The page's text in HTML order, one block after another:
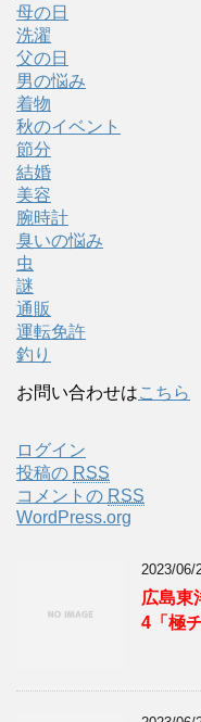
母の日
洗濯
父の日
男の悩み
着物
秋のイベント
節分
結婚
美容
腕時計
臭いの悩み
虫
謎
通販
運転免許
釣り
お問い合わせはこちら
ログイン
投稿の RSS
コメントの RSS
WordPress.org
2023/06/
広島東
4「極